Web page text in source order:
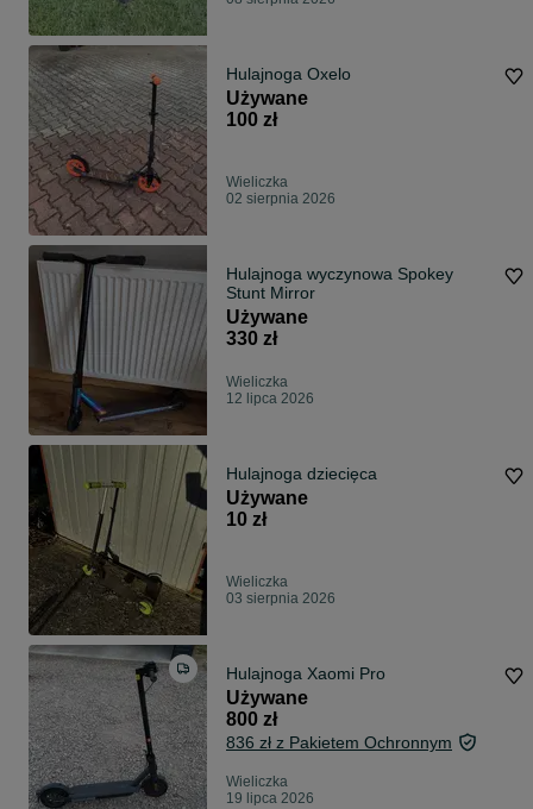
Hulajnoga Oxelo
Używane
100 zł
Wieliczka
02 sierpnia 2026
Hulajnoga wyczynowa Spokey
Stunt Mirror
Używane
330 zł
Wieliczka
12 lipca 2026
Hulajnoga dziecięca
Używane
10 zł
Wieliczka
03 sierpnia 2026
Hulajnoga Xaomi Pro
Używane
800 zł
836 zł z Pakietem Ochronnym
Wieliczka
19 lipca 2026